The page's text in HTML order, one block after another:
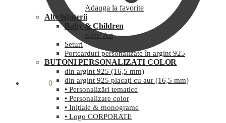
0
Adauga la favorite
Alte bijuterii
Baby & Children
Kids’ Art
Seturi
Portcarduri personalizate în argint 925
BUTONI PERSONALIZATI COLOR
din argint 925 (16,5 mm)
din argint 925 placaţi cu aur (16,5 mm)
• Personalizări tematice
• Personalizare color
• Iniţiale & monograme
• Logo CORPORATE